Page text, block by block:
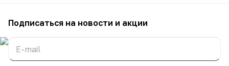
Подписаться на новости и акции